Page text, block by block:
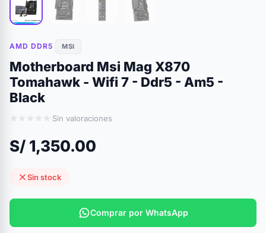
AMD DDR5 MSI
Motherboard Msi Mag X870
Tomahawk - Wifi 7 - Ddr5 - Am5 -
Black
Sin valoraciones
S/ 1,350.00
Sin stock
Comprar por WhatsApp